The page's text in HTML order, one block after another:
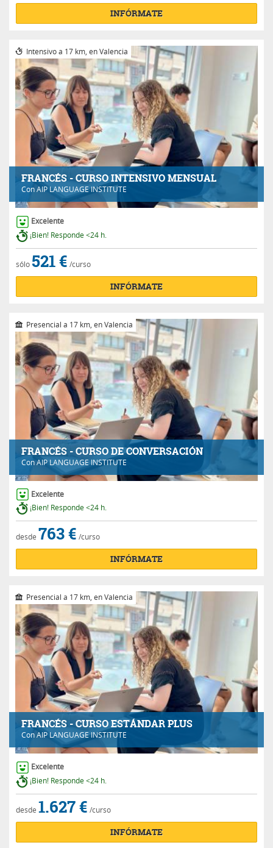
INFÓRMATE
FRANCÉS - CURSO INTENSIVO MENSUAL
ConAIP LANGUAGE INSTITUTE
Intensivo a 17 km, en Valencia
Excelente
¡Bien! Responde <24 h.
sólo 521 € /curso
INFÓRMATE
FRANCÉS - CURSO DE CONVERSACIÓN
ConAIP LANGUAGE INSTITUTE
Presencial a 17 km, en Valencia
Excelente
¡Bien! Responde <24 h.
desde 763 € /curso
INFÓRMATE
FRANCÉS - CURSO ESTÁNDAR PLUS
ConAIP LANGUAGE INSTITUTE
Presencial a 17 km, en Valencia
Excelente
¡Bien! Responde <24 h.
desde 1.627 € /curso
INFÓRMATE